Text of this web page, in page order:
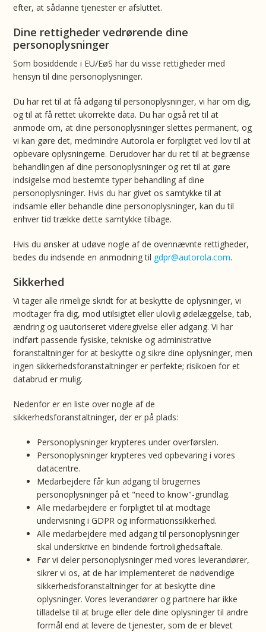
efter, at sådanne tjenester er afsluttet.
Dine rettigheder vedrørende dine
personoplysninger
Som bosiddende i EU/EøS har du visse rettigheder med
hensyn til dine personoplysninger.
Du har ret til at få adgang til personoplysninger, vi har om dig,
og til at få rettet ukorrekte data. Du har også ret til at
anmode om, at dine personoplysninger slettes permanent, og
vi kan gøre det, medmindre Autorola er forpligtet ved lov til at
opbevare oplysningerne. Derudover har du ret til at begrænse
behandlingen af dine personoplysninger og ret til at gøre
indsigelse mod bestemte typer behandling af dine
personoplysninger. Hvis du har givet os samtykke til at
indsamle eller behandle dine personoplysninger, kan du til
enhver tid trække dette samtykke tilbage.
Hvis du ønsker at udøve nogle af de ovennævnte rettigheder,
bedes du indsende en anmodning til gdpr@autorola.com.
Sikkerhed
Vi tager alle rimelige skridt for at beskytte de oplysninger, vi
modtager fra dig, mod utilsigtet eller ulovlig ødelæggelse, tab,
ændring og uautoriseret videregivelse eller adgang. Vi har
indført passende fysiske, tekniske og administrative
foranstaltninger for at beskytte og sikre dine oplysninger, men
ingen sikkerhedsforanstaltninger er perfekte; risikoen for et
databrud er mulig.
Nedenfor er en liste over nogle af de
sikkerhedsforanstaltninger, der er på plads:
Personoplysninger krypteres under overførslen.
Personoplysninger krypteres ved opbevaring i vores
datacentre.
Medarbejdere får kun adgang til brugernes
personoplysninger på et "need to know"-grundlag.
Alle medarbejdere er forpligtet til at modtage
undervisning i GDPR og informationssikkerhed.
Alle medarbejdere med adgang til personoplysninger
skal underskrive en bindende fortrolighedsaftale.
Før vi deler personoplysninger med vores leverandører,
sikrer vi os, at de har implementeret de nødvendige
sikkerhedsforanstaltninger for at beskytte dine
oplysninger. Vores leverandører og partnere har ikke
tilladelse til at bruge eller dele dine oplysninger til andre
formål end at levere de tjenester, som de er blevet